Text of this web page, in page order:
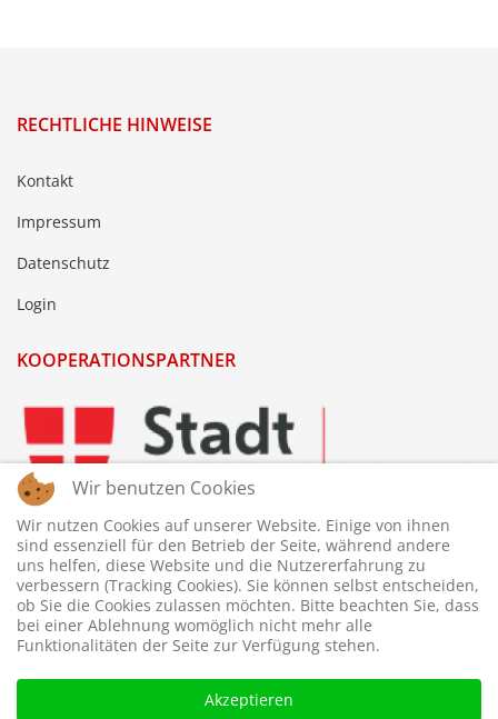
RECHTLICHE HINWEISE
Kontakt
Impressum
Datenschutz
Login
KOOPERATIONSPARTNER
Wir benutzen Cookies
Wir nutzen Cookies auf unserer Website. Einige von ihnen
sind essenziell für den Betrieb der Seite, während andere
uns helfen, diese Website und die Nutzererfahrung zu
verbessern (Tracking Cookies). Sie können selbst entscheiden,
ob Sie die Cookies zulassen möchten. Bitte beachten Sie, dass
bei einer Ablehnung womöglich nicht mehr alle
Funktionalitäten der Seite zur Verfügung stehen.
Akzeptieren